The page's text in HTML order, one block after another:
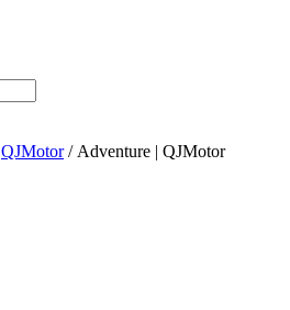
QJMotor/ Adventure | QJMotor